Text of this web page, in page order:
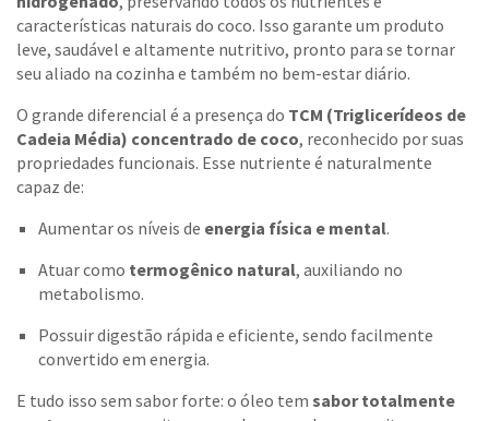
características naturais do coco. Isso garante um produto
leve, saudável e altamente nutritivo, pronto para se tornar
seu aliado na cozinha e também no bem-estar diário.
O grande diferencial é a presença do TCM (Triglicerídeos de
Cadeia Média) concentrado de coco, reconhecido por suas
propriedades funcionais. Esse nutriente é naturalmente
capaz de:
Aumentar os níveis de energia física e mental.
Atuar como termogênico natural, auxiliando no
metabolismo.
Possuir digestão rápida e eficiente, sendo facilmente
convertido em energia.
E tudo isso sem sabor forte: o óleo tem sabor totalmente